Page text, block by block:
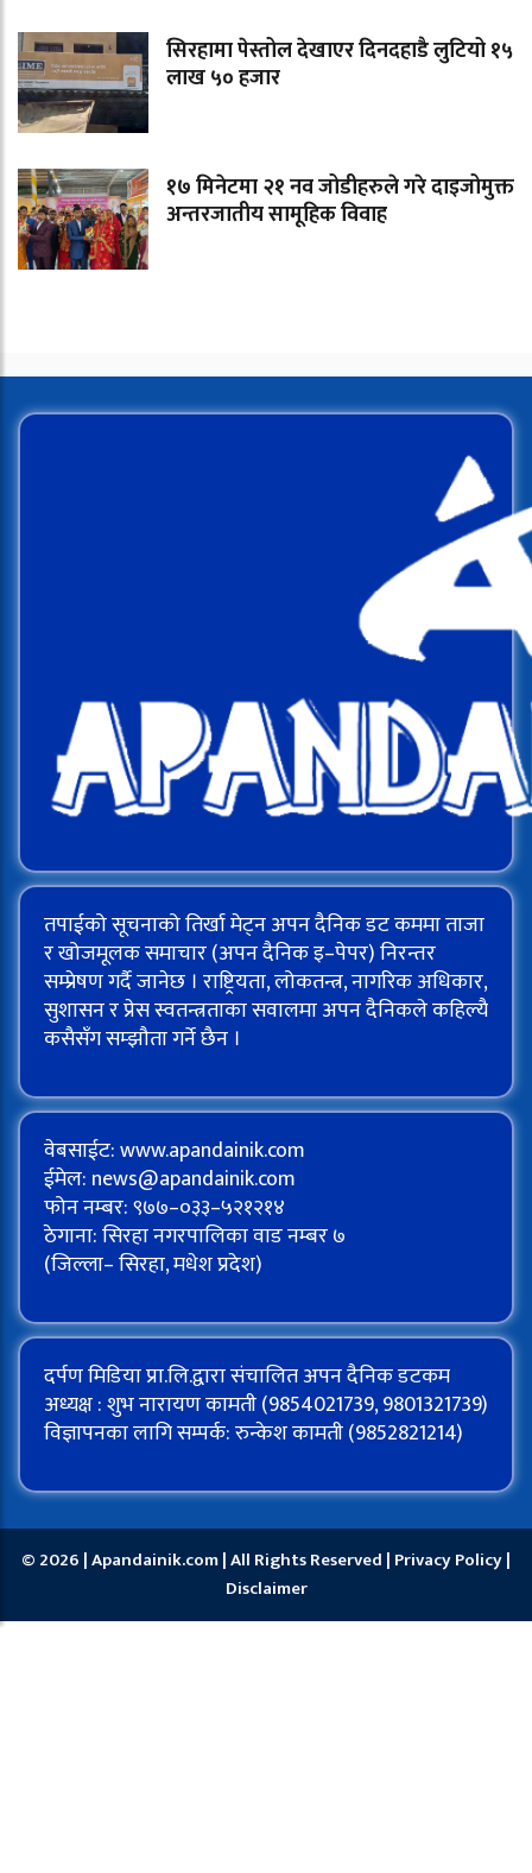
सिरहामा पेस्तोल देखाएर दिनदहाडै लुटियो १५
लाख ५० हजार
१७ मिनेटमा २१ नव जोडीहरुले गरे दाइजोमुक्त
अन्तरजातीय सामूहिक विवाह
तपाईको सूचनाको तिर्खा मेट्न अपन दैनिक डट कममा ताजा
र खोजमूलक समाचार (अपन दैनिक इ–पेपर) निरन्तर
सम्प्रेषण गर्दै जानेछ । राष्ट्रियता, लोकतन्त्र, नागरिक अधिकार,
सुशासन र प्रेस स्वतन्त्रताका सवालमा अपन दैनिकले कहिल्यै
कसैसँग सम्झौता गर्ने छैन ।
वेबसाईट: www.apandainik.com
ईमेल: news@apandainik.com
फोन नम्बर: ९७७–०३३–५२१२१४
ठेगाना: सिरहा नगरपालिका वाड नम्बर ७
(जिल्ला– सिरहा, मधेश प्रदेश)
दर्पण मिडिया प्रा.लि.द्वारा संचालित अपन दैनिक डटकम
अध्यक्ष : शुभ नारायण कामती (9854021739, 9801321739)
विज्ञापनका लागि सम्पर्क: रुन्केश कामती (9852821214)
© 2026 | Apandainik.com | All Rights Reserved | Privacy Policy|
Disclaimer